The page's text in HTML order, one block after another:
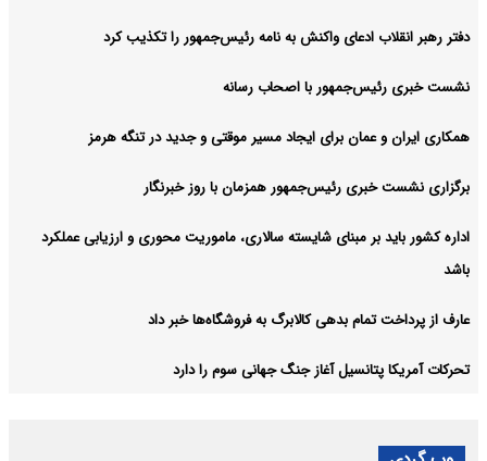
دفتر رهبر انقلاب ادعای واکنش به نامه رئیس‌جمهور را تکذیب کرد
نشست خبری رئیس‌جمهور با اصحاب رسانه
همکاری ایران و عمان برای ایجاد مسیر موقتی و جدید در تنگه هرمز
برگزاری نشست خبری رئیس‌جمهور همزمان با روز خبرنگار
اداره کشور باید بر مبنای شایسته سالاری، ماموریت محوری و ارزیابی عملکرد
باشد
عارف از پرداخت تمام بدهی کالابرگ به فروشگاه‌ها خبر داد
تحرکات آمریکا پتانسیل آغاز جنگ جهانی سوم را دارد